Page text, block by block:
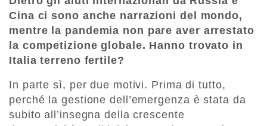
Cina ci sono anche narrazioni del mondo,
mentre la pandemia non pare aver arrestato
la competizione globale. Hanno trovato in
Italia terreno fertile?
In parte sì, per due motivi. Prima di tutto,
perché la gestione dell’emergenza è stata da
subito all’insegna della crescente